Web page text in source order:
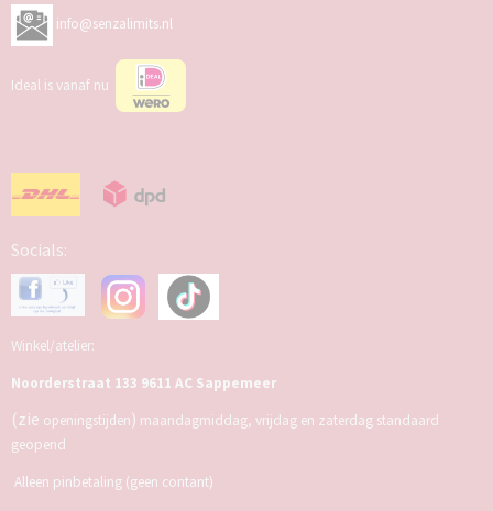
info@senzalimits.nl
Ideal is vanaf nu
Socials:
Winkel/atelier:
Noorderstraat 133 9611 AC Sappemeer
(zie openingstijden) maandagmiddag, vrijdag en zaterdag standaard
geopend
Alleen pinbetaling (geen contant)